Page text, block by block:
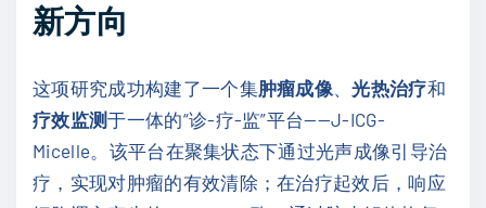
新方向
这项研究成功构建了一个集肿瘤成像、光热治疗和
疗效监测于一体的“诊-疗-监”平台——J-ICG-
Micelle。该平台在聚集状态下通过光声成像引导治
疗，实现对肿瘤的有效清除；在治疗起效后，响应